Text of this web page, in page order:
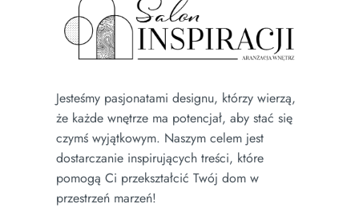
Jesteśmy pasjonatami designu, którzy wierzą,
że każde wnętrze ma potencjał, aby stać się
czymś wyjątkowym. Naszym celem jest
dostarczanie inspirujących treści, które
pomogą Ci przekształcić Twój dom w
przestrzeń marzeń!